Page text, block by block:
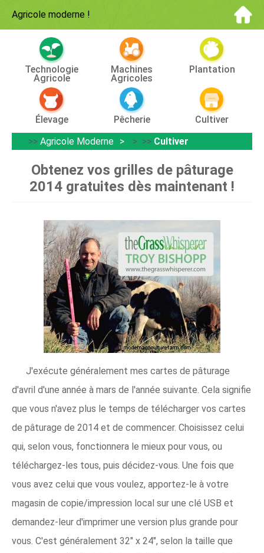
Agricole moderne !
Technologie
Agricole
Machines
Agricoles
Plantation
Élevage Pêcherie
Cultiver
>> Agricole Moderne > >> Cultiver
Obtenez vos grilles de pâturage
2014 gratuites dès maintenant !
J'exécute généralement mes cartes de pâturage
d'avril d'une année à mars de l'année suivante. Cela signifie
que vous n'avez plus le temps de télécharger vos cartes
de pâturage de 2014 et de commencer. Choisissez celui
qui, selon vous, fonctionnera le mieux pour vous, ou
téléchargez-les tous, puis décidez-vous. Une fois que
vous avez celui que vous voulez, apportez-le à votre
magasin de copie/impression local sur une clé USB et
demandez-leur d'imprimer une version plus grande pour
vous. C'est généralement 32″ x 24″, selon la taille que